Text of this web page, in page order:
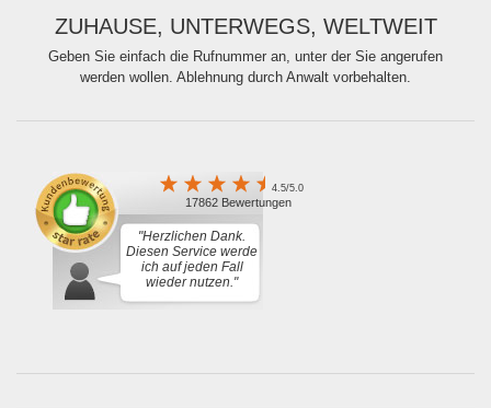
ZUHAUSE, UNTERWEGS, WELTWEIT
Geben Sie einfach die Rufnummer an, unter der Sie angerufen
werden wollen. Ablehnung durch Anwalt vorbehalten.
4.5/5.0
17862 Bewertungen
"Herzlichen Dank.
Diesen Service werde
ich auf jeden Fall
wieder nutzen."